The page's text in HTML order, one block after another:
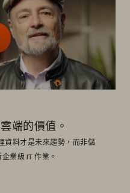
端的價值。
資料才是未來趨勢，而非儲
業級 IT 作業。